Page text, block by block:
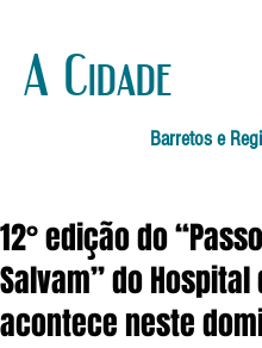
A Cidade
Barretos e
12° edição do
Salvam” do Hospital
acontece neste